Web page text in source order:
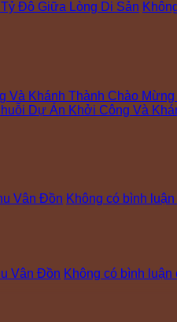
Đô Giữa Lòng Di Sản
Và Khánh Thành Chào
Dự Án Khởi Công Và
Vân Đồn Không có bình luận
Vân Đồn Không có bình luận